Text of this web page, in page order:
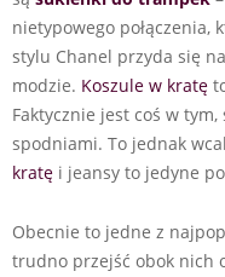
nietypowego połączenia,
stylu Chanel przyda się
modzie. Koszule w kratę
Faktycznie jest coś w
spodniami. To jednak
kratę i jeansy to jedyne
Obecnie to jedne z
trudno przejść obok nich